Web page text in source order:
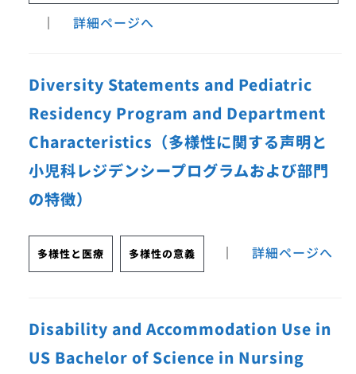
｜ 詳細ページへ
Diversity Statements and Pediatric
Residency Program and Department
Characteristics（多様性に関する声明と
小児科レジデンシープログラムおよび部門
の特徴）
多様性と医療 多様性の意義 ｜ 詳細ページへ
Disability and Accommodation Use in
US Bachelor of Science in Nursing